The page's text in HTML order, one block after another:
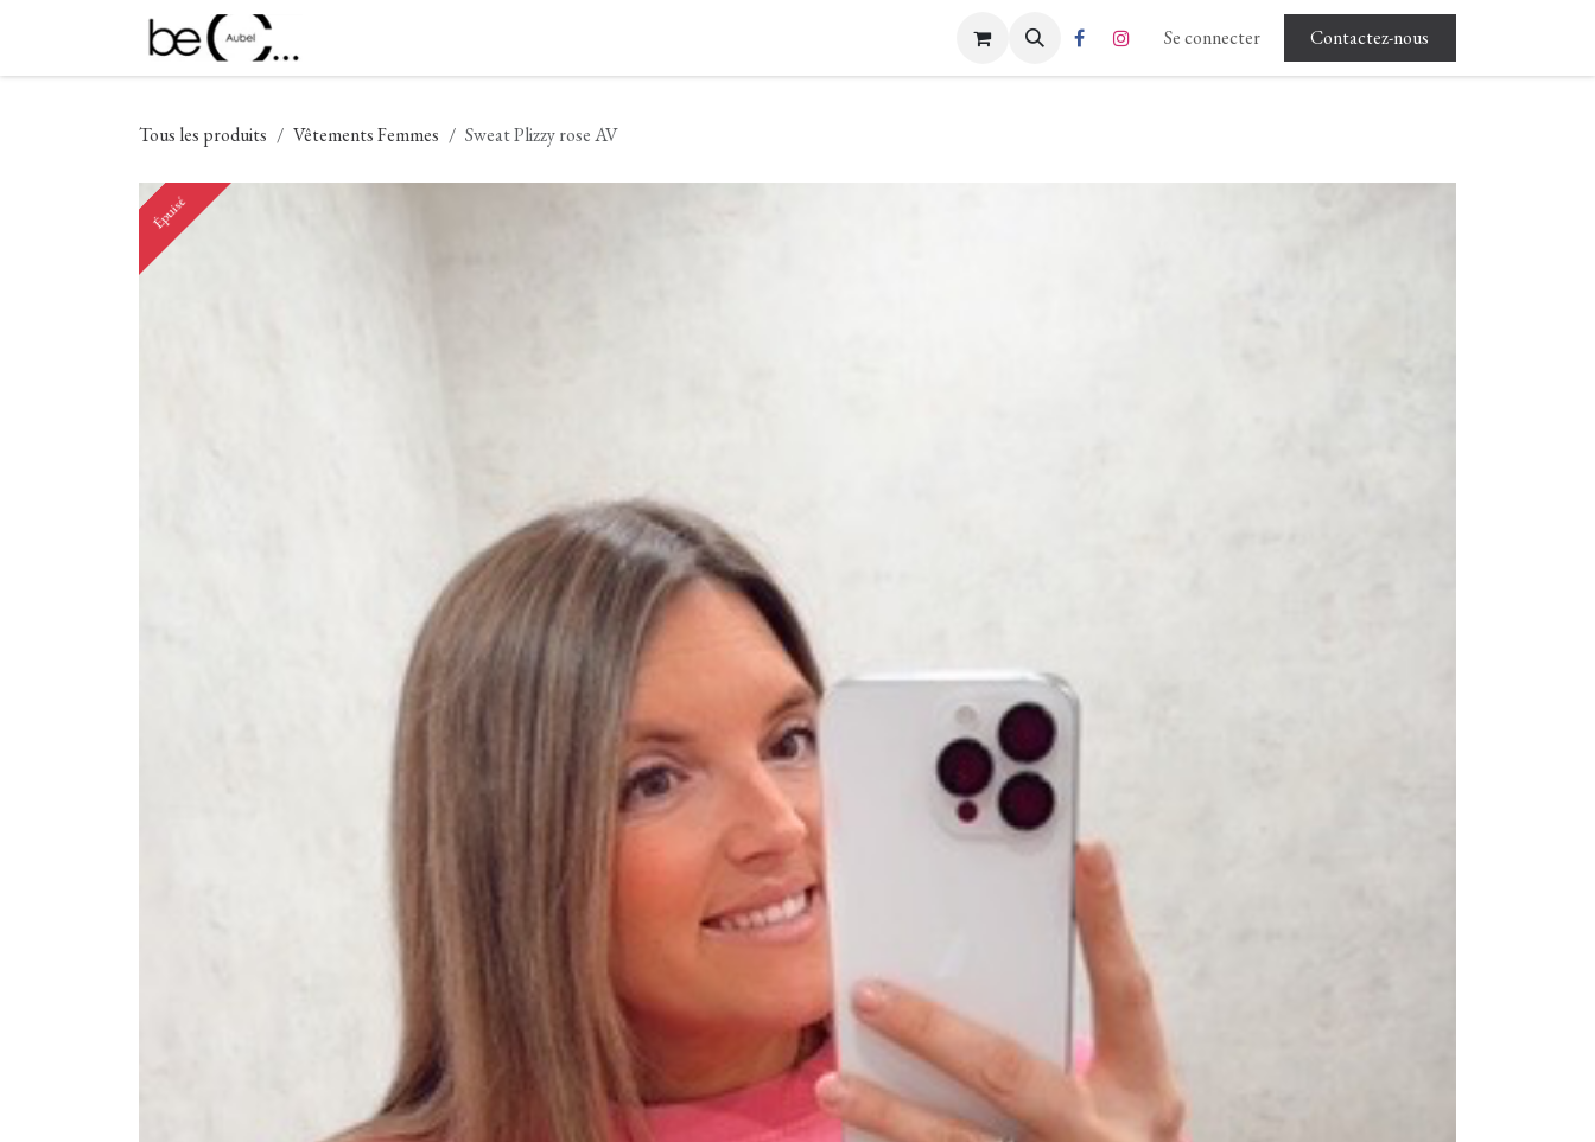
Se rendre au contenu
Contactez-nous Rgpd - Conditions d'utilisation
Se connecter Contactez-nous
Tous les produits Vêtements Femmes Sweat Plizzy rose AV
Épuisé
Épuisé